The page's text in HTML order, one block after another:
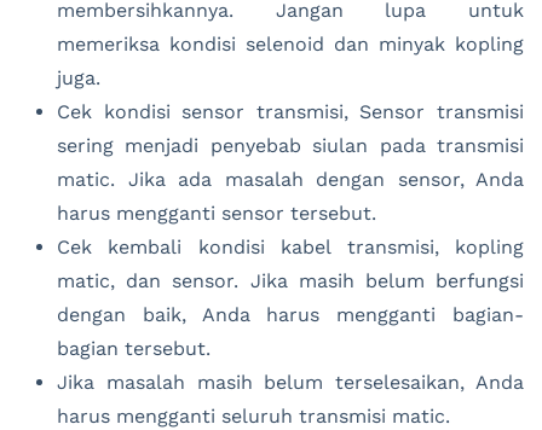
membersihkannya. Jangan lupa untuk
memeriksa kondisi selenoid dan minyak kopling
juga.
Cek kondisi sensor transmisi, Sensor transmisi
sering menjadi penyebab siulan pada transmisi
matic. Jika ada masalah dengan sensor, Anda
harus mengganti sensor tersebut.
Cek kembali kondisi kabel transmisi, kopling
matic, dan sensor. Jika masih belum berfungsi
dengan baik, Anda harus mengganti bagian-
bagian tersebut.
Jika masalah masih belum terselesaikan, Anda
harus mengganti seluruh transmisi matic.